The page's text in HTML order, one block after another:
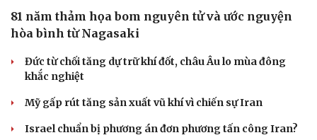
81 năm thảm họa bom nguyên tử và ước nguyện
hòa bình từ Nagasaki
Đức từ chối tăng dự trữ khí đốt, châu Âu lo mùa đông
khắc nghiệt
Mỹ gấp rút tăng sản xuất vũ khí vì chiến sự Iran
Israel chuẩn bị phương án đơn phương tấn công Iran?